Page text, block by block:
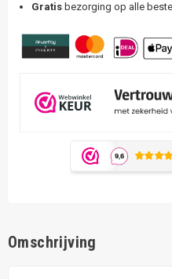
Gratis bezorging op alle
Omschrijving